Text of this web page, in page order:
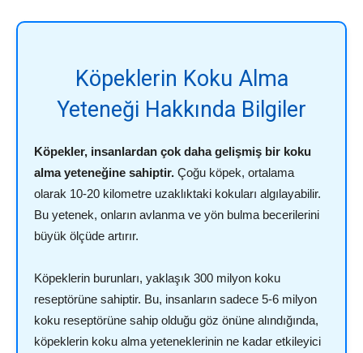
Köpeklerin Koku Alma
Yeteneği Hakkında Bilgiler
Köpekler, insanlardan çok daha gelişmiş bir koku
alma yeteneğine sahiptir. Çoğu köpek, ortalama
olarak 10-20 kilometre uzaklıktaki kokuları algılayabilir.
Bu yetenek, onların avlanma ve yön bulma becerilerini
büyük ölçüde artırır.
Köpeklerin burunları, yaklaşık 300 milyon koku
reseptörüne sahiptir. Bu, insanların sadece 5-6 milyon
koku reseptörüne sahip olduğu göz önüne alındığında,
köpeklerin koku alma yeteneklerinin ne kadar etkileyici